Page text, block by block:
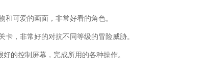
信读书读书小队队长怎么退出(微信读书的读书小队怎么退出)
和可爱的画面，非常好看的角色。
卡，非常好的对抗不同等级的冒险威胁。
的控制屏幕，完成所用的各种操作。